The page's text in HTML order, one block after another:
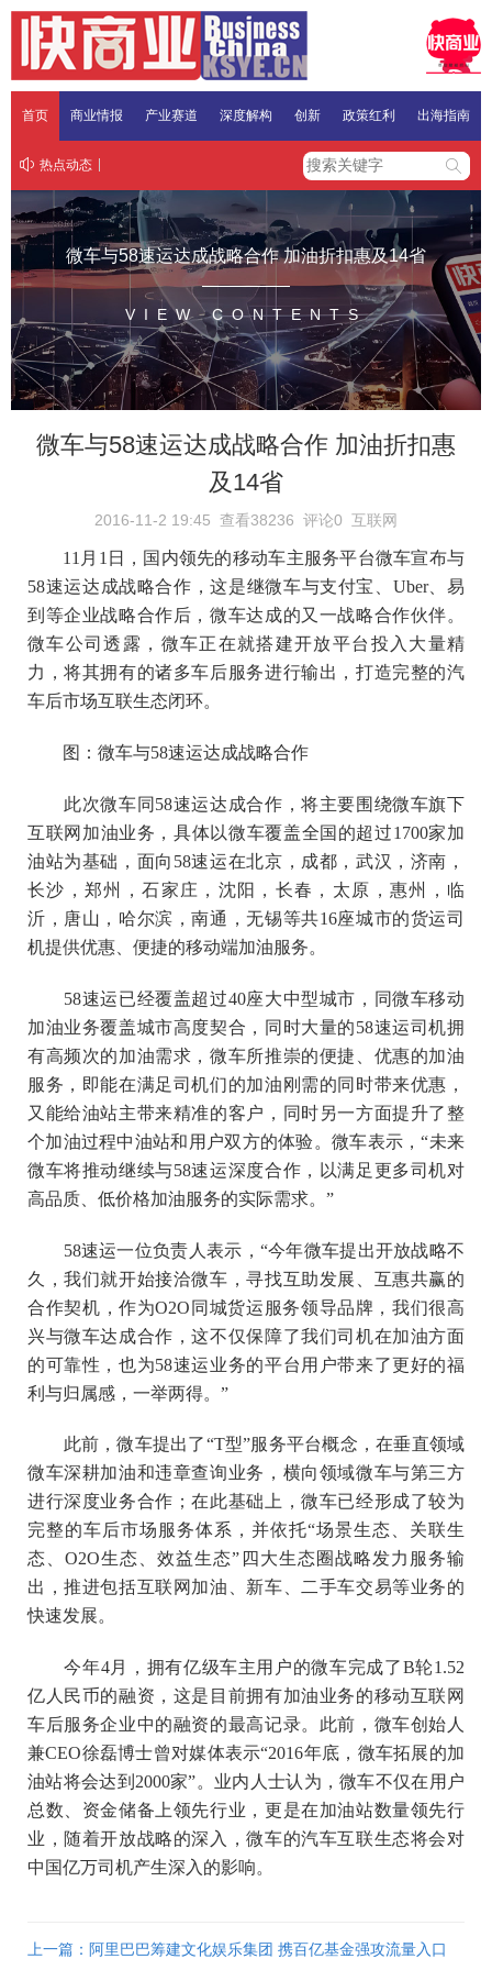
首页 商业情报 产业赛道 深度解构 创新 政策红利 出海指南
热点动态
微车与58速运达成战略合作 加油折扣惠及14省
VIEW CONTENTS
微车与58速运达成战略合作 加油折扣惠
及14省
2016-11-2 19:45 查看38236 评论0 互联网
11月1日，国内领先的移动车主服务平台微车宣布与
58速运达成战略合作，这是继微车与支付宝、Uber、易
到等企业战略合作后，微车达成的又一战略合作伙伴。
微车公司透露，微车正在就搭建开放平台投入大量精
力，将其拥有的诸多车后服务进行输出，打造完整的汽
车后市场互联生态闭环。
图：微车与58速运达成战略合作
此次微车同58速运达成合作，将主要围绕微车旗下
互联网加油业务，具体以微车覆盖全国的超过1700家加
油站为基础，面向58速运在北京，成都，武汉，济南，
长沙，郑州，石家庄，沈阳，长春，太原，惠州，临
沂，唐山，哈尔滨，南通，无锡等共16座城市的货运司
机提供优惠、便捷的移动端加油服务。
58速运已经覆盖超过40座大中型城市，同微车移动
加油业务覆盖城市高度契合，同时大量的58速运司机拥
有高频次的加油需求，微车所推崇的便捷、优惠的加油
服务，即能在满足司机们的加油刚需的同时带来优惠，
又能给油站主带来精准的客户，同时另一方面提升了整
个加油过程中油站和用户双方的体验。微车表示，“未来
微车将推动继续与58速运深度合作，以满足更多司机对
高品质、低价格加油服务的实际需求。”
58速运一位负责人表示，“今年微车提出开放战略不
久，我们就开始接洽微车，寻找互助发展、互惠共赢的
合作契机，作为O2O同城货运服务领导品牌，我们很高
兴与微车达成合作，这不仅保障了我们司机在加油方面
的可靠性，也为58速运业务的平台用户带来了更好的福
利与归属感，一举两得。”
此前，微车提出了“T型”服务平台概念，在垂直领域
微车深耕加油和违章查询业务，横向领域微车与第三方
进行深度业务合作；在此基础上，微车已经形成了较为
完整的车后市场服务体系，并依托“场景生态、关联生
态、O2O生态、效益生态”四大生态圈战略发力服务输
出，推进包括互联网加油、新车、二手车交易等业务的
快速发展。
今年4月，拥有亿级车主用户的微车完成了B轮1.52
亿人民币的融资，这是目前拥有加油业务的移动互联网
车后服务企业中的融资的最高记录。此前，微车创始人
兼CEO徐磊博士曾对媒体表示“2016年底，微车拓展的加
油站将会达到2000家”。业内人士认为，微车不仅在用户
总数、资金储备上领先行业，更是在加油站数量领先行
业，随着开放战略的深入，微车的汽车互联生态将会对
中国亿万司机产生深入的影响。
上一篇：阿里巴巴筹建文化娱乐集团 携百亿基金强攻流量入口